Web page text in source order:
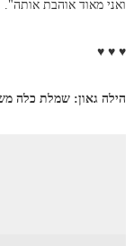
ואני מאוד אוהבת אותה".
♥ ♥ ♥
הילה גאון: שמלת כלה